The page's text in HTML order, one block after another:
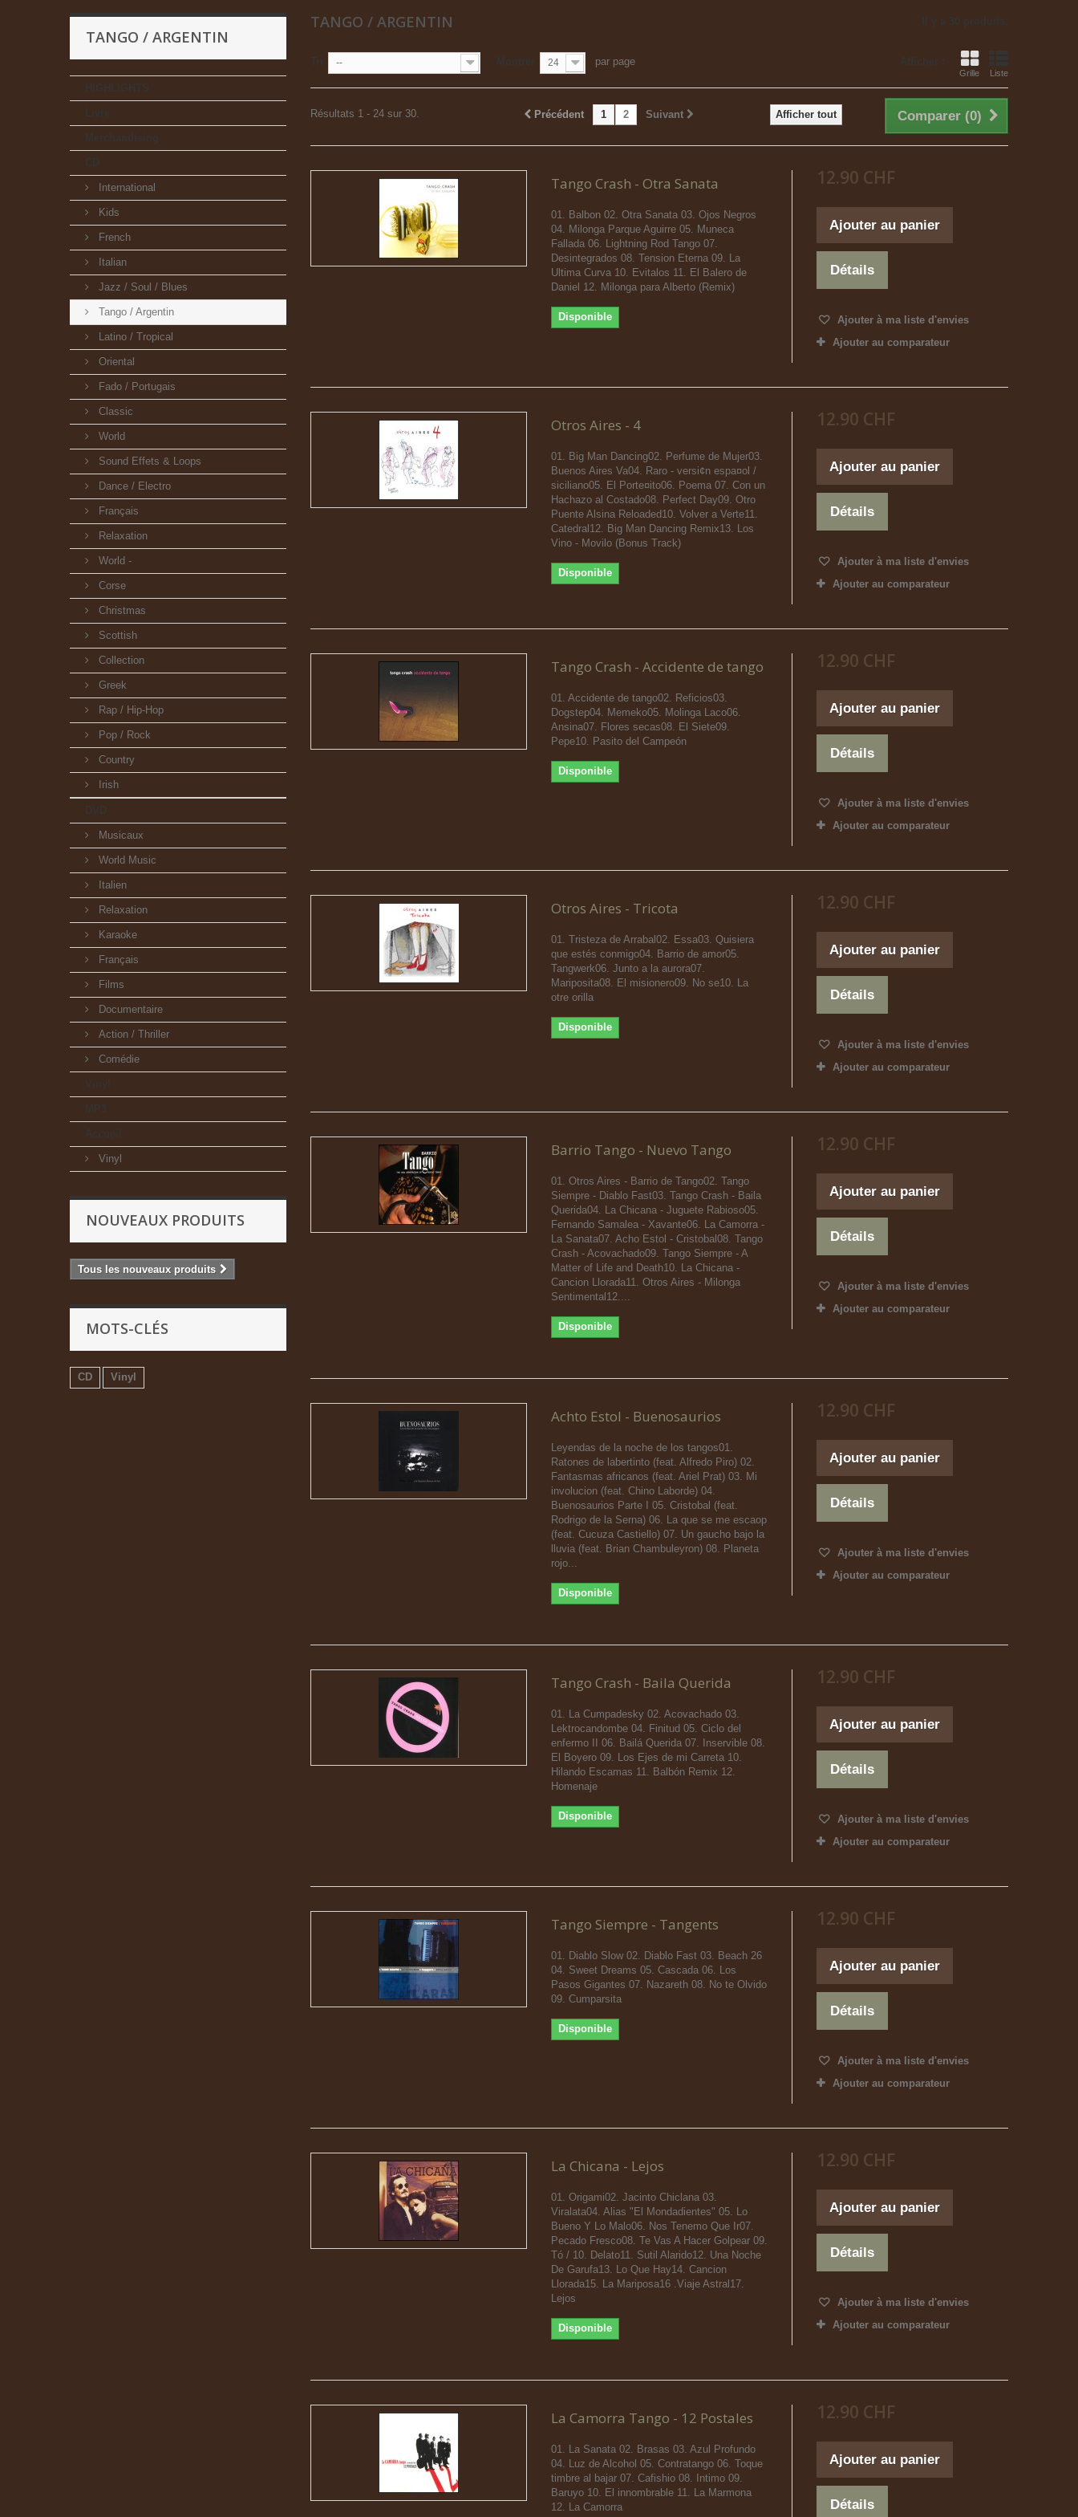
TANGO / ARGENTIN
HIGHLIGHTS
International
Kids
French
Italian
Jazz / Soul / Blues
Tango / Argentin
Latino / Tropical
Oriental
Fado / Portugais
Classic
World
Sound Effets & Loops
Dance / Electro
Français
Relaxation
World -
Corse
Christmas
Scottish
Collection
Greek
Rap / Hip-Hop
Pop / Rock
Country
Irish
Musicaux
World Music
Italien
Relaxation
Karaoke
Français
Films
Documentaire
Action / Thriller
Comédie
Accueil
Vinyl
NOUVEAUX PRODUITS
Tous les nouveaux produits
MOTS-CLÉS
CD Vinyl
TANGO / ARGENTIN
Afficher :
Grille Liste
-- 24 par page
Comparer (0)
Afficher tout
Précédent 1 2 Suivant
Résultats 1 - 24 sur 30.
Tango Crash - Otra Sanata
01. Balbon 02. Otra Sanata 03. Ojos Negros
04. Milonga Parque Aguirre 05. Muneca
Fallada 06. Lightning Rod Tango 07.
Desintegrados 08. Tension Eterna 09. La
Ultima Curva 10. Evitalos 11. El Balero de
Daniel 12. Milonga para Alberto (Remix)
Disponible
12.90 CHF
Ajouter au panier
Détails
Ajouter à ma liste d'envies
Ajouter au comparateur
Otros Aires - 4
01. Big Man Dancing02. Perfume de Mujer03.
Buenos Aires Va04. Raro - versi¢n espa¤ol /
siciliano05. El Porte¤ito06. Poema 07. Con un
Hachazo al Costado08. Perfect Day09. Otro
Puente Alsina Reloaded10. Volver a Verte11.
Catedral12. Big Man Dancing Remix13. Los
Vino - Movilo (Bonus Track)
Disponible
12.90 CHF
Ajouter au panier
Détails
Ajouter à ma liste d'envies
Ajouter au comparateur
Tango Crash - Accidente de tango
01. Accidente de tango02. Reficios03.
Dogstep04. Memeko05. Molinga Laco06.
Ansina07. Flores secas08. El Siete09.
Pepe10. Pasito del Campeón
Disponible
12.90 CHF
Ajouter au panier
Détails
Ajouter à ma liste d'envies
Ajouter au comparateur
Otros Aires - Tricota
01. Tristeza de Arrabal02. Essa03. Quisiera
que estés conmigo04. Barrio de amor05.
Tangwerk06. Junto a la aurora07.
Mariposita08. El misionero09. No se10. La
otre orilla
Disponible
12.90 CHF
Ajouter au panier
Détails
Ajouter à ma liste d'envies
Ajouter au comparateur
Barrio Tango - Nuevo Tango
01. Otros Aires - Barrio de Tango02. Tango
Siempre - Diablo Fast03. Tango Crash - Baila
Querida04. La Chicana - Juguete Rabioso05.
Fernando Samalea - Xavante06. La Camorra -
La Sanata07. Acho Estol - Cristobal08. Tango
Crash - Acovachado09. Tango Siempre - A
Matter of Life and Death10. La Chicana -
Cancion Llorada11. Otros Aires - Milonga
Sentimental12....
Disponible
12.90 CHF
Ajouter au panier
Détails
Ajouter à ma liste d'envies
Ajouter au comparateur
Achto Estol - Buenosaurios
Leyendas de la noche de los tangos01.
Ratones de labertinto (feat. Alfredo Piro) 02.
Fantasmas africanos (feat. Ariel Prat) 03. Mi
involucion (feat. Chino Laborde) 04.
Buenosaurios Parte I 05. Cristobal (feat.
Rodrigo de la Serna) 06. La que se me escaop
(feat. Cucuza Castiello) 07. Un gaucho bajo la
lluvia (feat. Brian Chambuleyron) 08. Planeta
rojo...
Disponible
12.90 CHF
Ajouter au panier
Détails
Ajouter à ma liste d'envies
Ajouter au comparateur
Tango Crash - Baila Querida
01. La Cumpadesky 02. Acovachado 03.
Lektrocandombe 04. Finitud 05. Ciclo del
enfermo II 06. Bailá Querida 07. Inservible 08.
El Boyero 09. Los Ejes de mi Carreta 10.
Hilando Escamas 11. Balbón Remix 12.
Homenaje
Disponible
12.90 CHF
Ajouter au panier
Détails
Ajouter à ma liste d'envies
Ajouter au comparateur
Tango Siempre - Tangents
01. Diablo Slow 02. Diablo Fast 03. Beach 26
04. Sweet Dreams 05. Cascada 06. Los
Pasos Gigantes 07. Nazareth 08. No te Olvido
09. Cumparsita
Disponible
12.90 CHF
Ajouter au panier
Détails
Ajouter à ma liste d'envies
Ajouter au comparateur
La Chicana - Lejos
01. Origami02. Jacinto Chiclana 03.
Viralata04. Alias "El Mondadientes" 05. Lo
Bueno Y Lo Malo06. Nos Tenemo Que Ir07.
Pecado Fresco08. Te Vas A Hacer Golpear 09.
Tó / 10. Delato11. Sutil Alarido12. Una Noche
De Garufa13. Lo Que Hay14. Cancion
Llorada15. La Mariposa16 .Viaje Astral17.
Lejos
Disponible
12.90 CHF
Ajouter au panier
Détails
Ajouter à ma liste d'envies
Ajouter au comparateur
La Camorra Tango - 12 Postales
01. La Sanata 02. Brasas 03. Azul Profundo
04. Luz de Alcohol 05. Contratango 06. Toque
timbre al bajar 07. Cafishio 08. Intimo 09.
Baruyo 10. El innombrable 11. La Marmona
12. La Camorra
12.90 CHF
Ajouter au panier
Détails